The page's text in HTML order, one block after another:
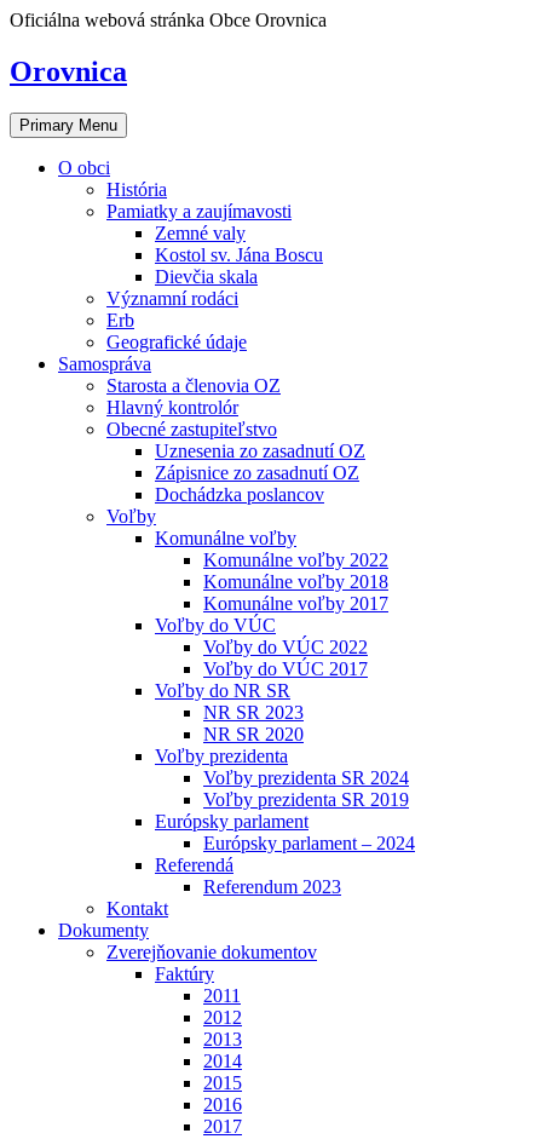
Skip
content
Oficiálna webová stránka Obce Orovnica
Orovnica
Primary Menu
O obci
História
Pamiatky a zaujímavosti
Zemné valy
Kostol sv. Jána Boscu
Dievčia skala
Významní rodáci
Erb
Geografické údaje
Samospráva
Starosta a členovia OZ
Hlavný kontrolór
Obecné zastupiteľstvo
Uznesenia zo zasadnutí OZ
Zápisnice zo zasadnutí OZ
Dochádzka poslancov
Voľby
Komunálne voľby
Komunálne voľby 2022
Komunálne voľby 2018
Komunálne voľby 2017
Voľby do VÚC
Voľby do VÚC 2022
Voľby do VÚC 2017
Voľby do NR SR
NR SR 2023
NR SR 2020
Voľby prezidenta
Voľby prezidenta SR 2024
Voľby prezidenta SR 2019
Európsky parlament
Európsky parlament – 2024
Referendá
Referendum 2023
Kontakt
Dokumenty
Zverejňovanie dokumentov
Faktúry
2011
2012
2013
2014
2015
2016
2017